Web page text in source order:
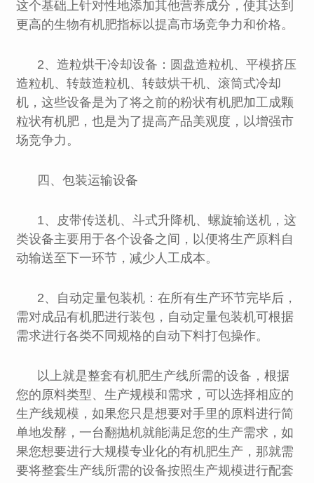
这个基础上针对性地添加其他营养成分，使其达到
更高的生物有机肥指标以提高市场竞争力和价格。
2、造粒烘干冷却设备：圆盘造粒机、平模挤压
造粒机、转鼓造粒机、转鼓烘干机、滚筒式冷却
机，这些设备是为了将之前的粉状有机肥加工成颗
粒状有机肥，也是为了提高产品美观度，以增强市
场竞争力。
四、包装运输设备
1、皮带传送机、斗式升降机、螺旋输送机，这
类设备主要用于各个设备之间，以便将生产原料自
动输送至下一环节，减少人工成本。
2、自动定量包装机：在所有生产环节完毕后，
需对成品有机肥进行装包，自动定量包装机可根据
需求进行各类不同规格的自动下料打包操作。
以上就是整套有机肥生产线所需的设备，根据
您的原料类型、生产规模和需求，可以选择相应的
生产线规模，如果您只是想要对手里的原料进行简
单地发酵，一台翻抛机就能满足您的生产需求，如
果您想要进行大规模专业化的有机肥生产，那就需
要将整套生产线所需的设备按照生产规模进行配套